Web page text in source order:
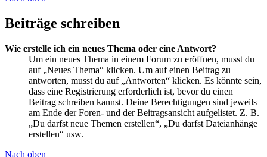
Beiträge schreiben
Wie erstelle ich ein neues Thema oder eine Antwort?
Um ein neues Thema in einem Forum zu eröffnen, musst du
auf „Neues Thema“ klicken. Um auf einen Beitrag zu
antworten, musst du auf „Antworten“ klicken. Es könnte sein,
dass eine Registrierung erforderlich ist, bevor du einen
Beitrag schreiben kannst. Deine Berechtigungen sind jeweils
am Ende der Foren- und der Beitragsansicht aufgelistet. Z. B.
„Du darfst neue Themen erstellen“, „Du darfst Dateianhänge
erstellen“ usw.
Nach oben